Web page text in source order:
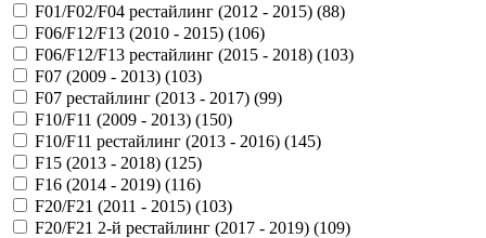
F01/F02/F04 рестайлинг (2012 - 2015) (88)
F06/F12/F13 (2010 - 2015) (106)
F06/F12/F13 рестайлинг (2015 - 2018) (103)
F07 (2009 - 2013) (103)
F07 рестайлинг (2013 - 2017) (99)
F10/F11 (2009 - 2013) (150)
F10/F11 рестайлинг (2013 - 2016) (145)
F15 (2013 - 2018) (125)
F16 (2014 - 2019) (116)
F20/F21 (2011 - 2015) (103)
F20/F21 2-й рестайлинг (2017 - 2019) (109)